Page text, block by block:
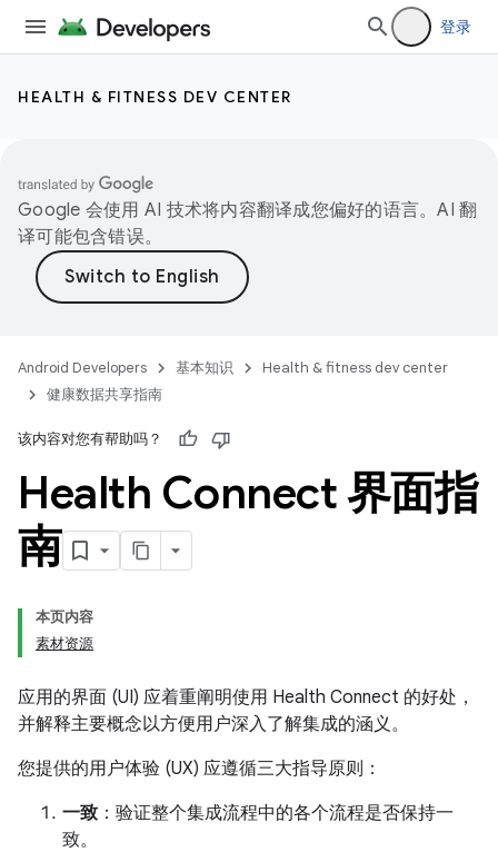
登录
HEALTH & FITNESS DEV CENTER
Google 会使用 AI 技术将内容翻译成您偏好的语言。AI 翻
译可能包含错误。
Android Developers 基本知识
Health & fitness dev center
健康数据共享指南
该内容对您有帮助吗？
Health Connect 界面指
南
本页内容
素材资源
应用的界面 (UI) 应着重阐明使用 Health Connect 的好处，
并解释主要概念以方便用户深入了解集成的涵义。
您提供的用户体验 (UX) 应遵循三大指导原则：
一致 ：验证整个集成流程中的各个流程是否保持一
致。